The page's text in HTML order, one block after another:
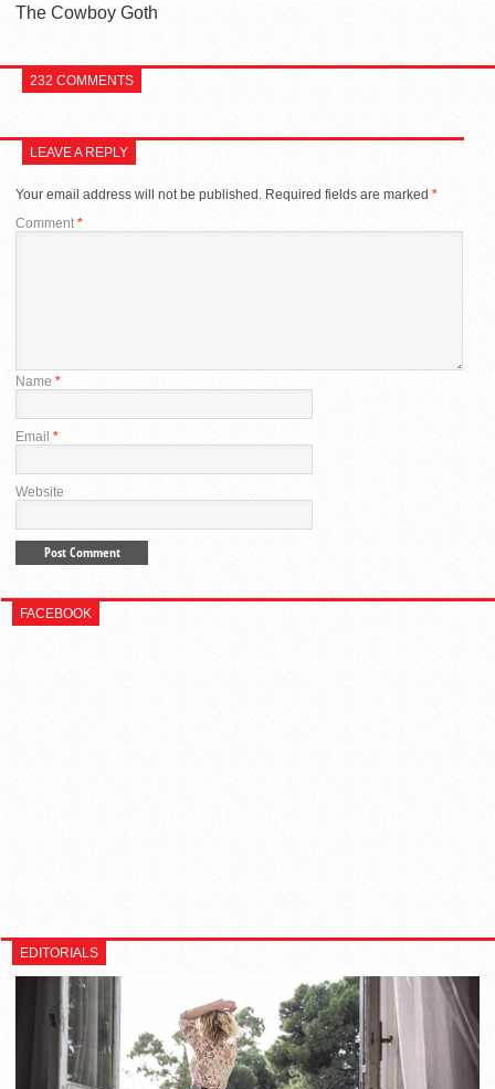
The Cowboy Goth
232 COMMENTS
LEAVE A REPLY
Your email address will not be published. Required fields are marked *
Comment*
Name *
Email *
Website
FACEBOOK
EDITORIALS